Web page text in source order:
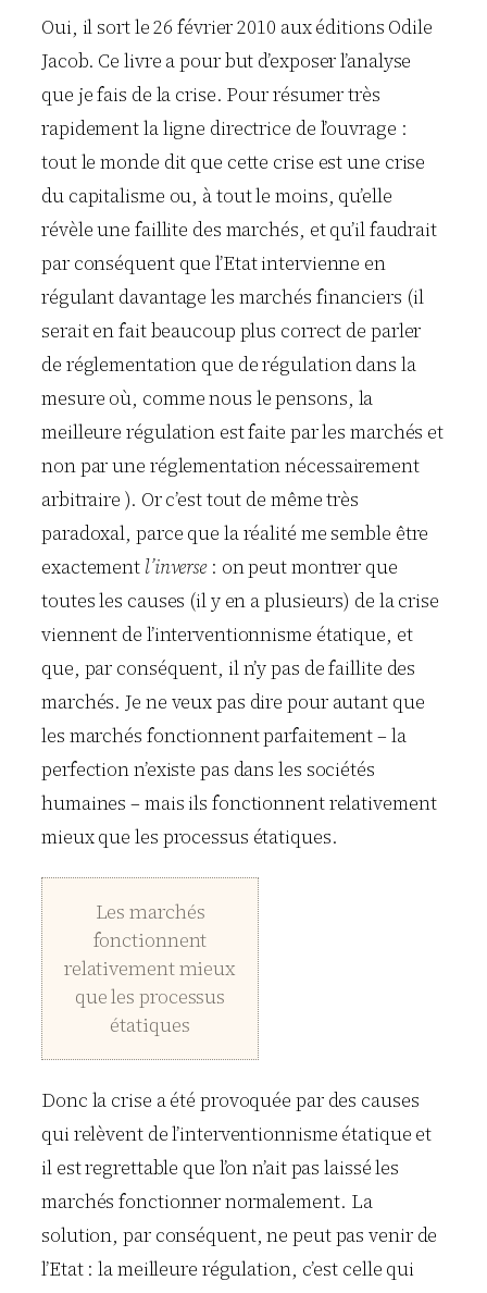
Oui, il sort le 26 février 2010 aux éditions Odile
Jacob. Ce livre a pour but d’exposer l’analyse
que je fais de la crise. Pour résumer très
rapidement la ligne directrice de l’ouvrage :
tout le monde dit que cette crise est une crise
du capitalisme ou, à tout le moins, qu’elle
révèle une faillite des marchés, et qu’il faudrait
par conséquent que l’Etat intervienne en
régulant davantage les marchés financiers (il
serait en fait beaucoup plus correct de parler
de réglementation que de régulation dans la
mesure où, comme nous le pensons, la
meilleure régulation est faite par les marchés et
non par une réglementation nécessairement
arbitraire ). Or c’est tout de même très
paradoxal, parce que la réalité me semble être
exactement l’inverse: on peut montrer que
toutes les causes (il y en a plusieurs) de la crise
viennent de l’interventionnisme étatique, et
que, par conséquent, il n’y pas de faillite des
marchés. Je ne veux pas dire pour autant que
les marchés fonctionnent parfaitement – la
perfection n’existe pas dans les sociétés
humaines – mais ils fonctionnent relativement
mieux que les processus étatiques.
Les marchés
fonctionnent
relativement mieux
que les processus
étatiques
Donc la crise a été provoquée par des causes
qui relèvent de l’interventionnisme étatique et
il est regrettable que l’on n’ait pas laissé les
marchés fonctionner normalement. La
solution, par conséquent, ne peut pas venir de
l’Etat : la meilleure régulation, c’est celle qui